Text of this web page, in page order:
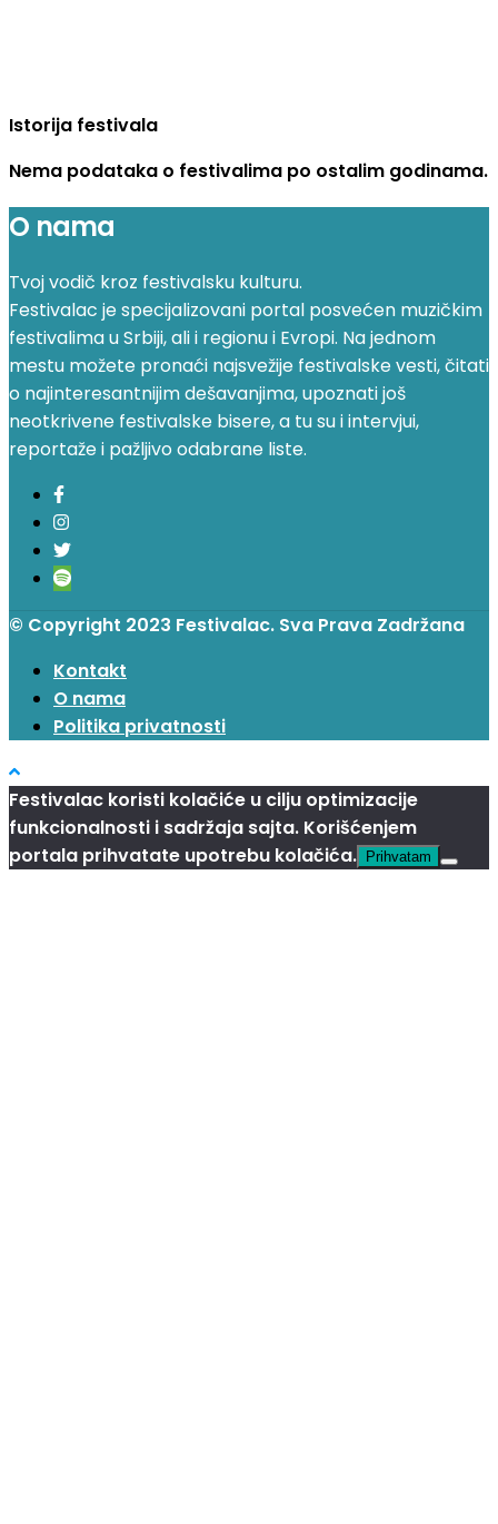
Istorija festivala
Nema podataka o festivalima po ostalim godinama.
O nama
Tvoj vodič kroz festivalsku kulturu.
Festivalac je specijalizovani portal posvećen muzičkim
festivalima u Srbiji, ali i regionu i Evropi. Na jednom
mestu možete pronaći najsvežije festivalske vesti, čitati
o najinteresantnijim dešavanjima, upoznati još
neotkrivene festivalske bisere, a tu su i intervjui,
reportaže i pažljivo odabrane liste.
© Copyright 2023 Festivalac. Sva Prava Zadržana
Kontakt
O nama
Politika privatnosti
Festivalac koristi kolačiće u cilju optimizacije
funkcionalnosti i sadržaja sajta. Korišćenjem
portala prihvatate upotrebu kolačića. Prihvatam